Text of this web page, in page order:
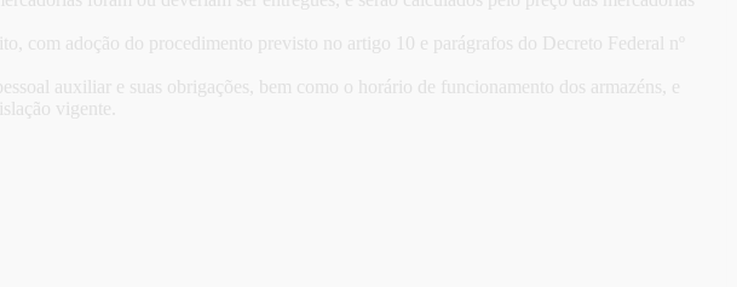
com adoção do procedimento previsto no artigo 10 e parágrafos do Decreto Federal nº
auxiliar e suas obrigações, bem como o horário de funcionamento dos armazéns, e
vigente.